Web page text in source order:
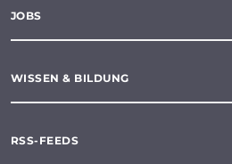
JOBS
WISSEN & BILDUNG
RSS-FEEDS